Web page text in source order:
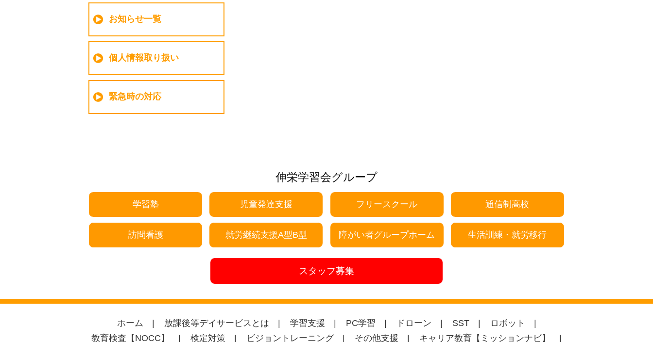
お知らせ一覧
個人情報取り扱い
緊急時の対応
伸栄学習会グループ
学習塾 児童発達支援 フリースクール 通信制高校
訪問看護 就労継続支援A型B型 障がい者グループホーム 生活訓練・就労移行
スタッフ募集
ホーム 放課後等デイサービスとは 学習支援 PC学習 ドローン SST
ロボット
教育検査【NOCC】
検定対策 ビジョントレーニング その他支援 キャリア教育【ミッションナビ】